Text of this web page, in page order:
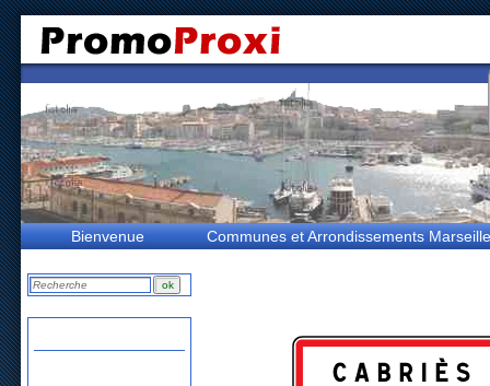
Bienvenue Communes et Arrondissements Marseille